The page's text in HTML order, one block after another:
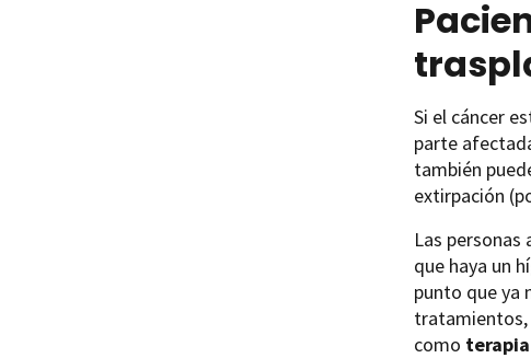
Si el cáncer
parte
también
extirpación
Las
que haya un
punto que ya
tratamientos,
como